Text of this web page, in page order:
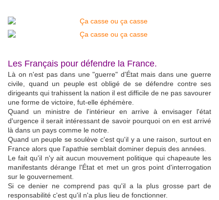
Les Français pour défendre la France.
Là on n'est pas dans une "guerre" d'État mais dans une guerre
civile, quand un peuple est obligé de se défendre contre ses
dirigeants qui trahissent la nation il est difficile de ne pas savourer
une forme de victoire, fut-elle éphémère.
Quand un ministre de l'intérieur en arrive à envisager l'état
d'urgence il serait intéressant de savoir pourquoi on en est arrivé
là dans un pays comme le notre.
Quand un peuple se soulève c'est qu'il y a une raison, surtout en
France alors que l'apathie semblait dominer depuis des années.
Le fait qu'il n'y ait aucun mouvement politique qui chapeaute les
manifestants dérange l'État et met un gros point d'interrogation
sur le gouvernement.
Si ce denier ne comprend pas qu'il a la plus grosse part de
responsabilité c'est qu'il n'a plus lieu de fonctionner.